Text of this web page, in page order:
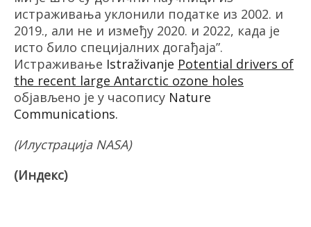
истраживања уклонили податке из 2002. и
2019., али не и између 2020. и 2022, када је
исто било специјалних догађаја”.
Истраживање Istraživanje Potential drivers of
the recent large Antarctic ozone holes
објављено је у часопису Nature
Communications.
(ИлустрацијаNASA)
(Индекс)